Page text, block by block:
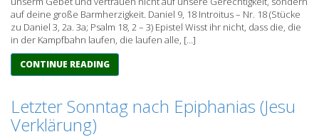
auf deine große Barmherzigkeit. Daniel 9, 18 Introitus – Nr. 18 (Stücke
zu Daniel 3, 2a. 3a; Psalm 18, 2 – 3) Epistel Wisst ihr nicht, dass die, die
in der Kampfbahn laufen, die laufen alle, […]
CONTINUE READING
Letzter Sonntag nach Epiphanias (Jesu
Verklärung)